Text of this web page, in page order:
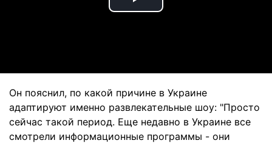
Play
Он пояснил, по какой причине в Украине
адаптируют именно развлекательные шоу: "Просто
сейчас такой период. Еще недавно в Украине все
смотрели информационные программы - они